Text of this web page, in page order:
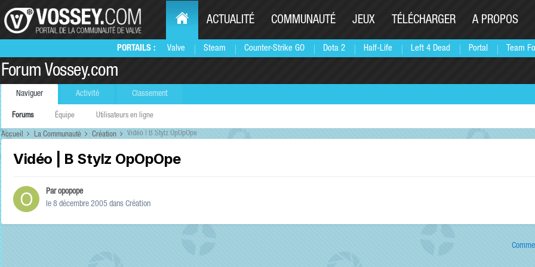
PORTAILS : Valve Steam Counter-Strike GO Dota 2 Half-Life Left 4 Dead Portal Team
ACTUALITÉ COMMUNAUTÉ JEUX TÉLÉCHARGER A PROPOS
Forum Vossey.com
Naviguer
Forums Équipe Utilisateurs en ligne
Activité Classement
Accueil La Communauté Création Vidéo | B Stylz OpOpOpe
Vidéo | B Stylz OpOpOpe
Paropopope
le 8 décembre 2005 dans Création